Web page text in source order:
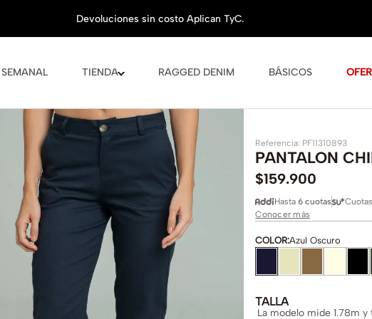
TIENDA RAGGED DENIM BÁSICOS
Referencia: PF11310893
PANTALON
$159.900
Hasta6 cuotas
Conocer más
COLOR:Azul Oscuro
TALLA
La modelo mide 1.78m